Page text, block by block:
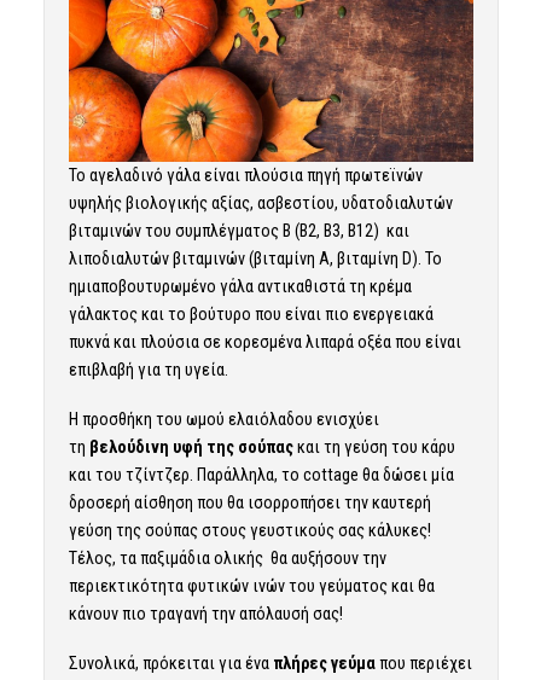
Το αγελαδινό γάλα είναι πλούσια πηγή πρωτεϊνών
υψηλής βιολογικής αξίας, ασβεστίου, υδατοδιαλυτών
βιταμινών του συμπλέγματος Β (Β2, Β3, Β12) και
λιποδιαλυτών βιταμινών (βιταμίνη Α, βιταμίνη D). Το
ημιαποβουτυρωμένο γάλα αντικαθιστά τη κρέμα
γάλακτος και το βούτυρο που είναι πιο ενεργειακά
πυκνά και πλούσια σε κορεσμένα λιπαρά οξέα που είναι
επιβλαβή για τη υγεία.
Η προσθήκη του ωμού ελαιόλαδου ενισχύει
τη βελούδινη υφή της σούπαςκαι τη γεύση του κάρυ
και του τζίντζερ. Παράλληλα, το cottage θα δώσει μία
δροσερή αίσθηση που θα ισορροπήσει την καυτερή
γεύση της σούπας στους γευστικούς σας κάλυκες!
Τέλος, τα παξιμάδια ολικής θα αυξήσουν την
περιεκτικότητα φυτικών ινών του γεύματος και θα
κάνουν πιο τραγανή την απόλαυσή σας!
Συνολικά, πρόκειται για ένα πλήρες γεύμαπου περιέχει